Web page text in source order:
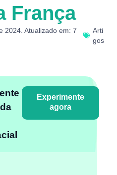
França
2024. Atualizado em: 7
Arti
gos
Experimente
agora